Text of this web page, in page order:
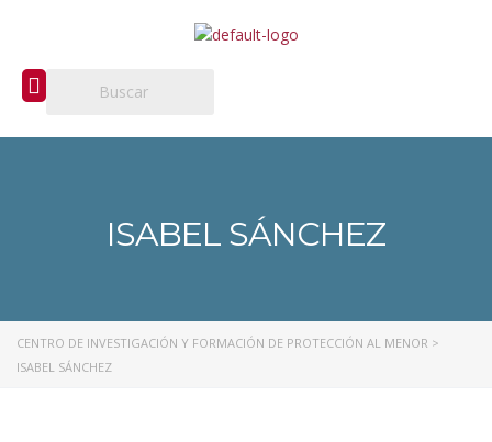
ISABEL SÁNCHEZ
CENTRO DE INVESTIGACIÓN Y FORMACIÓN DE PROTECCIÓN AL MENOR >
ISABEL SÁNCHEZ